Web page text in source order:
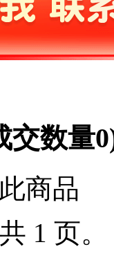
交数量0
商品
1 页。